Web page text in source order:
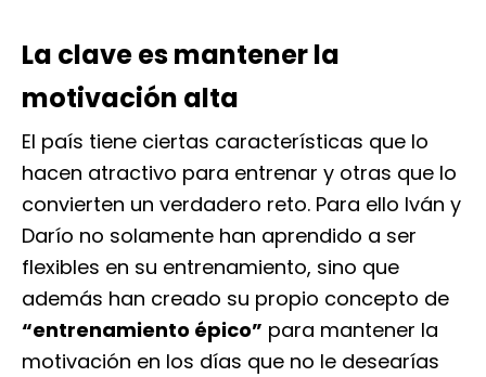
La clave es mantener la
motivación alta
El país tiene ciertas características que lo
hacen atractivo para entrenar y otras que lo
convierten un verdadero reto. Para ello Iván y
Darío no solamente han aprendido a ser
flexibles en su entrenamiento, sino que
además han creado su propio concepto de
“entrenamiento épico” para mantener la
motivación en los días que no le desearías